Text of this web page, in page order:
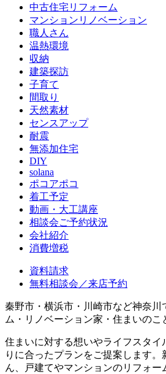
中古住宅リフォーム
マンションリノベーション
職人さん
温熱環境
収納
建築探訪
子育て
間取り
天然素材
センスアップ
耐震
無添加住宅
DIY
solana
ポコアポコ
着工予定
動画・大工講座
相談会ご予約状況
会社紹介
消費増税
資料請求
無料相談会／来店予約
秦野市・横浜市・川崎市など神奈川
ム・リノベーション家・住まいのこ
住まいに対する想いやライフスタイ
りに合ったプランをご提案します。
ん、戸建てやマンションのリフォー